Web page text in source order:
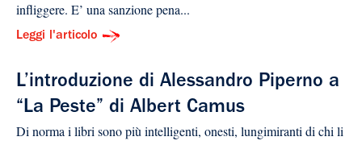
infliggere. E’ una sanzione pena...
Leggi l'articolo
L’introduzione di Alessandro Piperno a
“La Peste” di Albert Camus
Di norma i libri sono più intelligenti, onesti, lungimiranti di chi li